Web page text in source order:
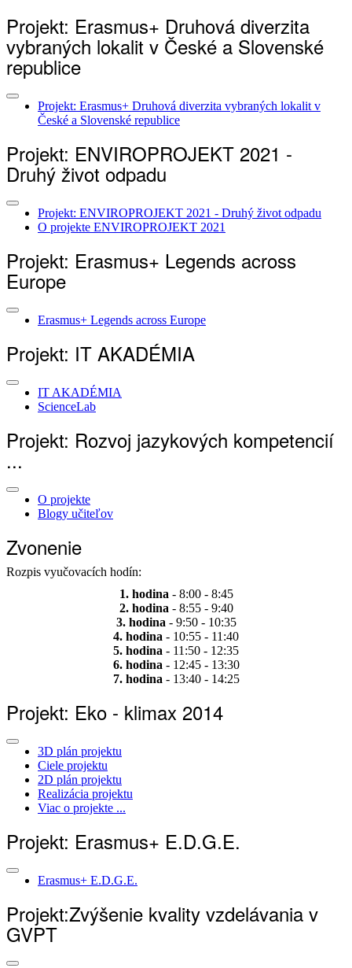
Projekt: Erasmus+ Druhová diverzita
vybraných lokalit v České a Slovenské
republice
Projekt: Erasmus+ Druhová diverzita vybraných lokalit v
České a Slovenské republice
Projekt: ENVIROPROJEKT 2021 -
Druhý život odpadu
Projekt: ENVIROPROJEKT 2021 - Druhý život odpadu
O projekte ENVIROPROJEKT 2021
Projekt: Erasmus+ Legends across
Europe
Erasmus+ Legends across Europe
Projekt: IT AKADÉMIA
IT AKADÉMIA
ScienceLab
Projekt: Rozvoj jazykových kompetencií
...
O projekte
Blogy učiteľov
Zvonenie
Rozpis vyučovacích hodín:
1. hodina - 8:00 - 8:45
2. hodina - 8:55 - 9:40
3. hodina - 9:50 - 10:35
4. hodina - 10:55 - 11:40
5. hodina - 11:50 - 12:35
6. hodina - 12:45 - 13:30
7. hodina - 13:40 - 14:25
Projekt: Eko - klimax 2014
3D plán projektu
Ciele projektu
2D plán projektu
Realizácia projektu
Viac o projekte ...
Projekt: Erasmus+ E.D.G.E.
Erasmus+ E.D.G.E.
Projekt:Zvýšenie kvality vzdelávania v
GVPT